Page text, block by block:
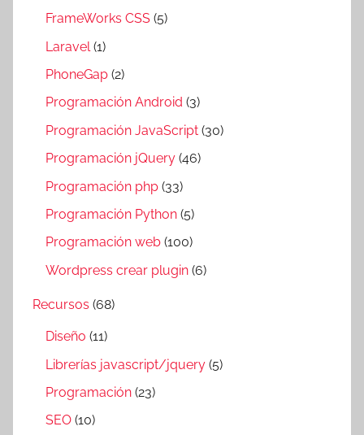
FrameWorks CSS (5)
Laravel (1)
PhoneGap (2)
Programación Android (3)
Programación JavaScript (30)
Programación jQuery (46)
Programación php (33)
Programación Python (5)
Programación web (100)
Wordpress crear plugin (6)
Recursos (68)
Diseño (11)
Librerías javascript/jquery (5)
Programación (23)
SEO (10)